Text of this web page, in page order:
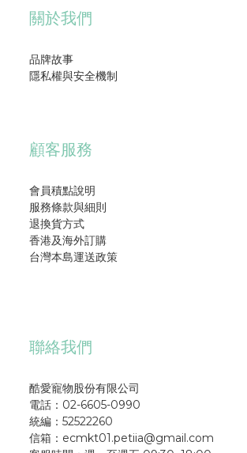
關於我們
品牌故事
隱私權與安全機制
顧客服務
會員積點說明
服務條款與細則
退換貨方式
香港及海外訂購
台灣本島運送政策
聯絡我們
酷愛寵物股份有限公司
電話：02-6605-0990
統編：52522260
信箱：ecmkt01.petiia@gmail.com